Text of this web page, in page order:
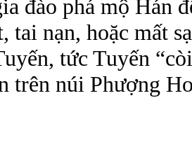
đào phá mộ Hán
tai nạn, hoặc mất
tức Tuyến
trên núi Phượng